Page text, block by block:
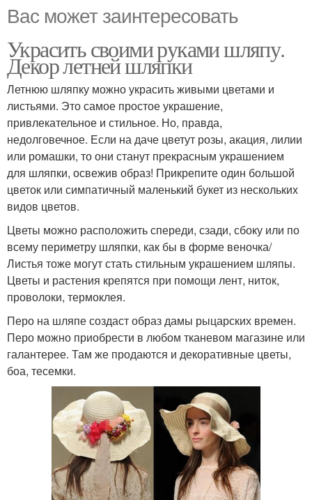
Вас может заинтересовать
Украсить своими руками шляпу.
Декор летней шляпки
Летнюю шляпку можно украсить живыми цветами и
листьями. Это самое простое украшение,
привлекательное и стильное. Но, правда,
недолговечное. Если на даче цветут розы, акация, лилии
или ромашки, то они станут прекрасным украшением
для шляпки, освежив образ! Прикрепите один большой
цветок или симпатичный маленький букет из нескольких
видов цветов.
Цветы можно расположить спереди, сзади, сбоку или по
всему периметру шляпки, как бы в форме веночка/
Листья тоже могут стать стильным украшением шляпы.
Цветы и растения крепятся при помощи лент, ниток,
проволоки, термоклея.
Перо на шляпе создаст образ дамы рыцарских времен.
Перо можно приобрести в любом тканевом магазине или
галантерее. Там же продаются и декоративные цветы,
боа, тесемки.